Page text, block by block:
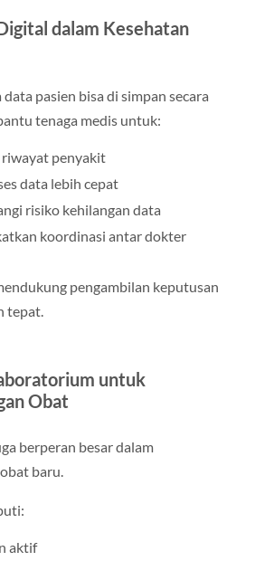
dalam Kesehatan
data pasien bisa di simpan secara
tenaga medis untuk:
riwayat penyakit
data lebih cepat
risiko kehilangan data
koordinasi antar dokter
pengambilan keputusan
tepat.
untuk
Obat
berperan besar dalam
baru.
aktif